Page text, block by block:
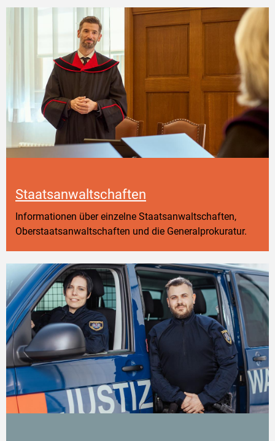
Staatsanwaltschaften
Informationen über einzelne Staatsanwaltschaften,
Oberstaatsanwaltschaften und die Generalprokuratur.